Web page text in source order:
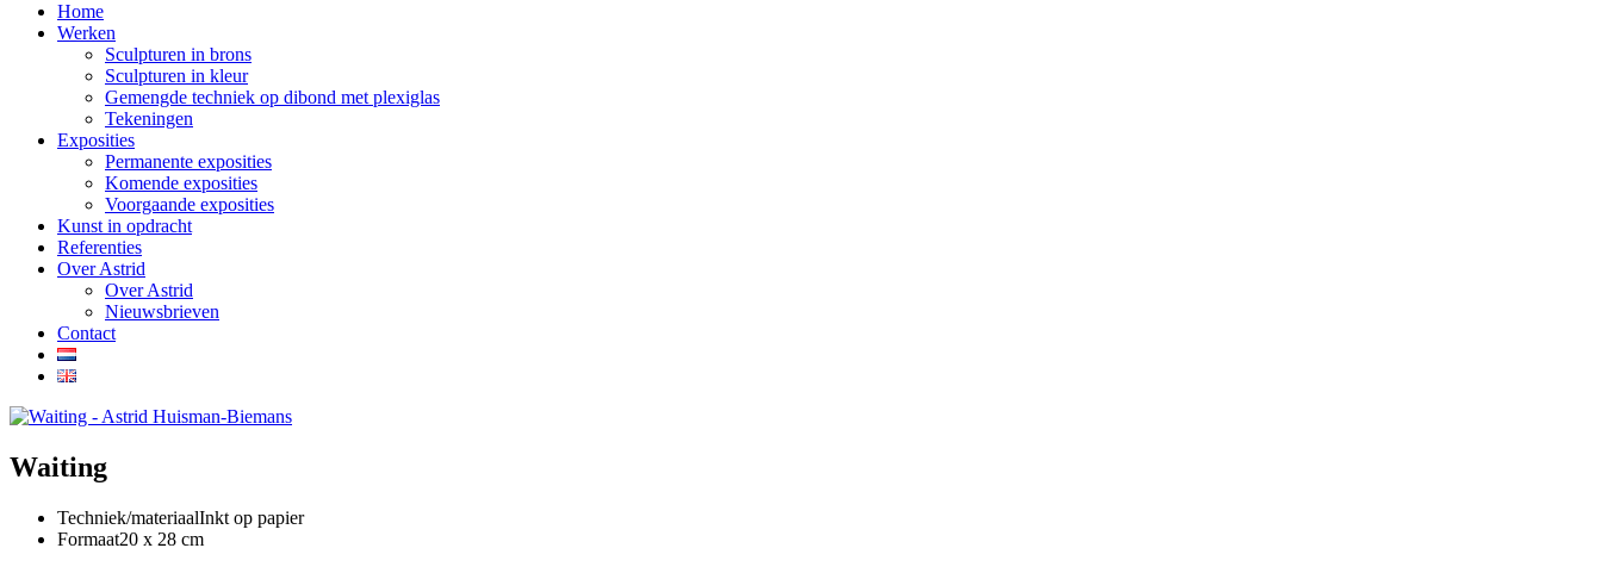
Home
Werken
Sculpturen in brons
Sculpturen in kleur
Gemengde techniek op dibond met plexiglas
Tekeningen
Exposities
Permanente exposities
Komende exposities
Voorgaande exposities
Kunst in opdracht
Referenties
Over Astrid
Over Astrid
Nieuwsbrieven
Contact
Waiting
Techniek/materiaalInkt op papier
Formaat20 x 28 cm